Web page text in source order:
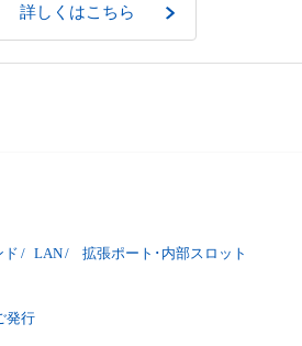
詳しくはこちら
ド / LAN/ 拡張ポート･内部スロット
発行